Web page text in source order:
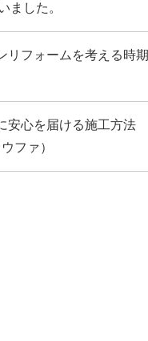
ました。
リフォームを考える時期
安心を届ける施工方法
ファ）